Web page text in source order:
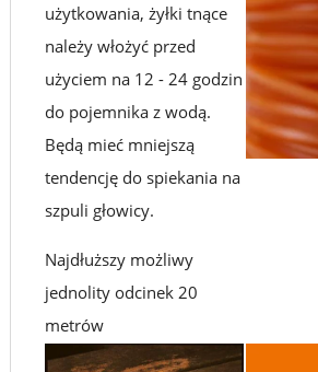
2613
użytkowania, żyłki tnące
należy włożyć przed
użyciem na 12 - 24 godzin
do pojemnika z wodą.
Będą mieć mniejszą
tendencję do spiekania na
szpuli głowicy.
Najdłuższy możliwy
jednolity odcinek 20
metrów